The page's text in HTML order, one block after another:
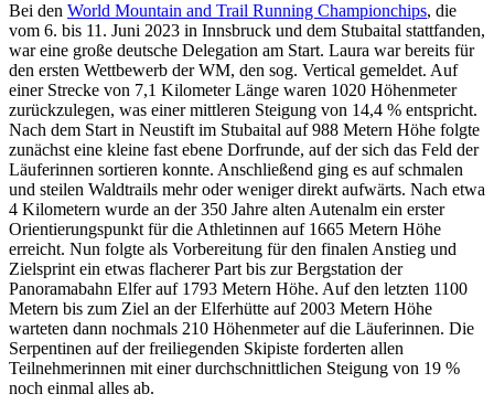
Bei den World Mountain and Trail Running Championchips, die
vom 6. bis 11. Juni 2023 in Innsbruck und dem Stubaital stattfanden,
war eine große deutsche Delegation am Start. Laura war bereits für
den ersten Wettbewerb der WM, den sog. Vertical gemeldet. Auf
einer Strecke von 7,1 Kilometer Länge waren 1020 Höhenmeter
zurückzulegen, was einer mittleren Steigung von 14,4 % entspricht.
Nach dem Start in Neustift im Stubaital auf 988 Metern Höhe folgte
zunächst eine kleine fast ebene Dorfrunde, auf der sich das Feld der
Läuferinnen sortieren konnte. Anschließend ging es auf schmalen
und steilen Waldtrails mehr oder weniger direkt aufwärts. Nach etwa
4 Kilometern wurde an der 350 Jahre alten Autenalm ein erster
Orientierungspunkt für die Athletinnen auf 1665 Metern Höhe
erreicht. Nun folgte als Vorbereitung für den finalen Anstieg und
Zielsprint ein etwas flacherer Part bis zur Bergstation der
Panoramabahn Elfer auf 1793 Metern Höhe. Auf den letzten 1100
Metern bis zum Ziel an der Elferhütte auf 2003 Metern Höhe
warteten dann nochmals 210 Höhenmeter auf die Läuferinnen. Die
Serpentinen auf der freiliegenden Skipiste forderten allen
Teilnehmerinnen mit einer durchschnittlichen Steigung von 19 %
noch einmal alles ab.